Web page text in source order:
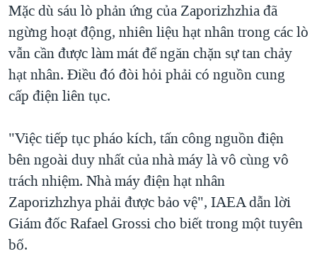
Mặc dù sáu lò phản ứng của Zaporizhzhia đã
ngừng hoạt động, nhiên liệu hạt nhân trong các lò
vẫn cần được làm mát để ngăn chặn sự tan chảy
hạt nhân. Điều đó đòi hỏi phải có nguồn cung
cấp điện liên tục.
"Việc tiếp tục pháo kích, tấn công nguồn điện
bên ngoài duy nhất của nhà máy là vô cùng vô
trách nhiệm. Nhà máy điện hạt nhân
Zaporizhzhya phải được bảo vệ", IAEA dẫn lời
Giám đốc Rafael Grossi cho biết trong một tuyên
bố.